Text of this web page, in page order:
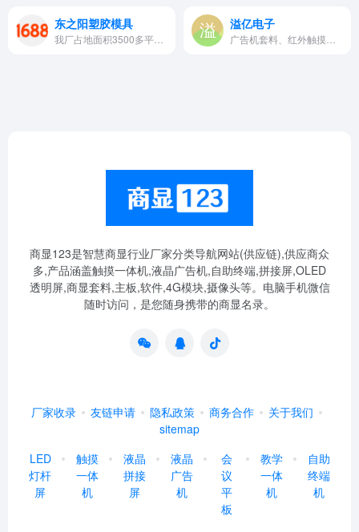
东之阳塑胶模具 溢亿电子
商显123是智慧商显行业厂家分类导航网站(供应链),供应商众
多,产品涵盖触摸一体机,液晶广告机,自助终端,拼接屏,OLED
透明屏,商显套料,主板,软件,4G模块,摄像头等。电脑手机微信
随时访问，是您随身携带的商显名录。
厂家收录 友链申请 隐私政策 商务合作
关于我们
sitemap
LED
灯杆
屏
触摸
一体
机
液晶
拼接
屏
液晶
广告
机
会
议
平
板
教学
一体
机
自助
终端
机